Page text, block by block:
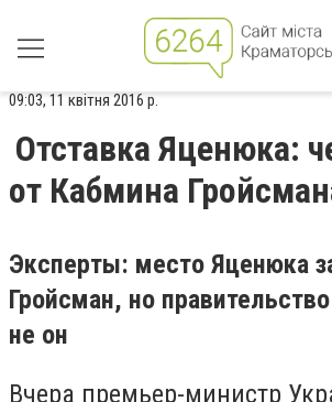
09:03, 11 квітня 2016 р.
Отставка Яценюка:
от Кабмина
Эксперты: место Яценюка
Гройсман, но
не он
Вчера премьер-министр